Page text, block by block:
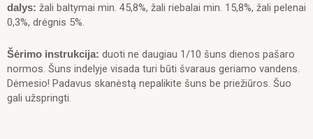
dalys: žali baltymai min. 45,8%, žali riebalai min. 15,8%, žali pelenai
0,3%, drėgnis 5%.
Šėrimo instrukcija: duoti ne daugiau 1/10 šuns dienos pašaro
normos. Šuns indelyje visada turi būti švaraus geriamo vandens.
Dėmesio! Padavus skanėstą nepalikite šuns be priežiūros. Šuo
gali užspringti.